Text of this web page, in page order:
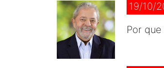
19/10/
Por